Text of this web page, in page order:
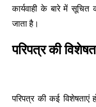
कार्यवाही के बारे में सूचित
जाता है।
परिपत्र की
परिपत्र की कई विशेषताएं